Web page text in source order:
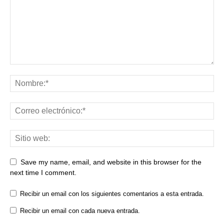
Save my name, email, and website in this browser for the
next time I comment.
Recibir un email con los siguientes comentarios a esta entrada.
Recibir un email con cada nueva entrada.